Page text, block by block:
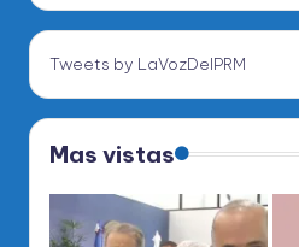
Tweets by LaVozDelPRM
Mas vistas